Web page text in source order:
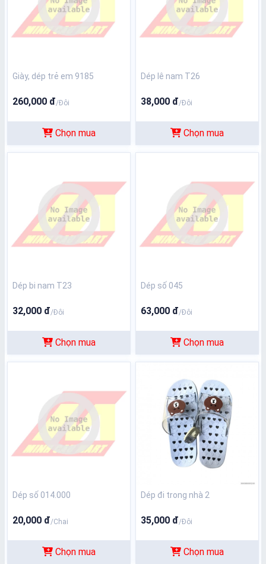
Giày, dép trẻ em 9185
260,000 đ/Đôi
Chọn mua
Dép lê nam T26
38,000 đ/Đôi
Chọn mua
Dép bi nam T23
32,000 đ/Đôi
Chọn mua
Dép số 045
63,000 đ/Đôi
Chọn mua
Dép số 014.000
20,000 đ/Chai
Chọn mua
Dép đi trong nhà 2
35,000 đ/Đôi
Chọn mua